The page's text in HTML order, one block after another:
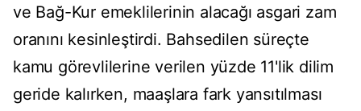
ve Bağ-Kur emeklilerinin alacağı asgari zam
oranını kesinleştirdi. Bahsedilen süreçte
kamu görevlilerine verilen yüzde 11'lik dilim
geride kalırken, maaşlara fark yansıtılması